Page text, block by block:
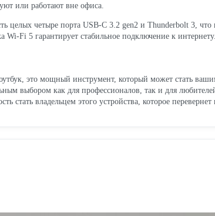
или работают вне офиса.
целых четыре порта USB-C 3.2 gen2 и Thunderbolt 3,
Fi 5 гарантирует стабильное подключение к интернету.
это мощный инструмент, который может стать
выбором как для профессионалов, так и для
стать владельцем этого устройства, которое